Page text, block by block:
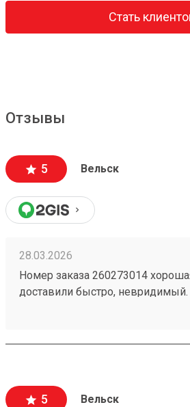
Стать
Отзывы
5 Вельск
28.03.2026
Номер заказа 260273014
доставили быстро, невридимый.
всех городах ещё есть.
5 Вельск